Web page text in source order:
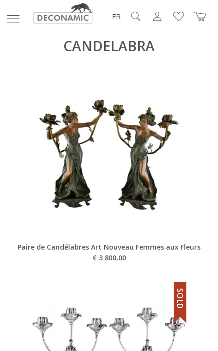
FR
CANDELABRA
Paire de Candélabres Art Nouveau Femmes aux Fleurs
€ 3 800,00
SOLD